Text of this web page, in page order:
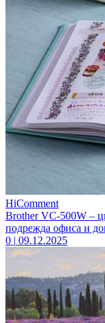
HiComment
Brother VC-500W –
подрежда офиса и
0 | 09.12.2025